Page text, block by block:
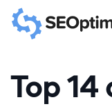
Top 14